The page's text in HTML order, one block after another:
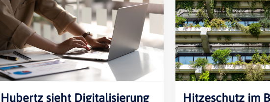
Hubertz sieht Digitalisierung
Hitzeschutz im